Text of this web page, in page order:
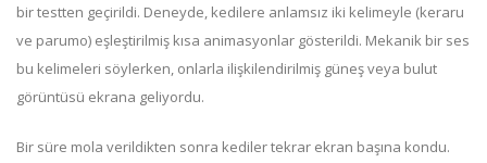
bir testten geçirildi. Deneyde, kedilere anlamsız iki kelimeyle (keraru
ve parumo) eşleştirilmiş kısa animasyonlar gösterildi. Mekanik bir ses
bu kelimeleri söylerken, onlarla ilişkilendirilmiş güneş veya bulut
görüntüsü ekrana geliyordu.
Bir süre mola verildikten sonra kediler tekrar ekran başına kondu.